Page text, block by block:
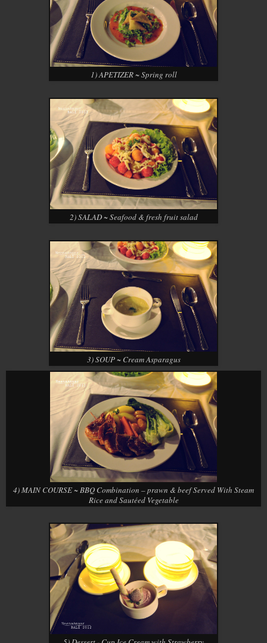
1) APETIZER ~ Spring roll
2) SALAD ~ Seafood & fresh fruit salad
3) SOUP ~ Cream Asparagus
4) MAIN COURSE ~ BBQ Combination – prawn & beef Served With Steam
Rice and Sautéed Vegetable